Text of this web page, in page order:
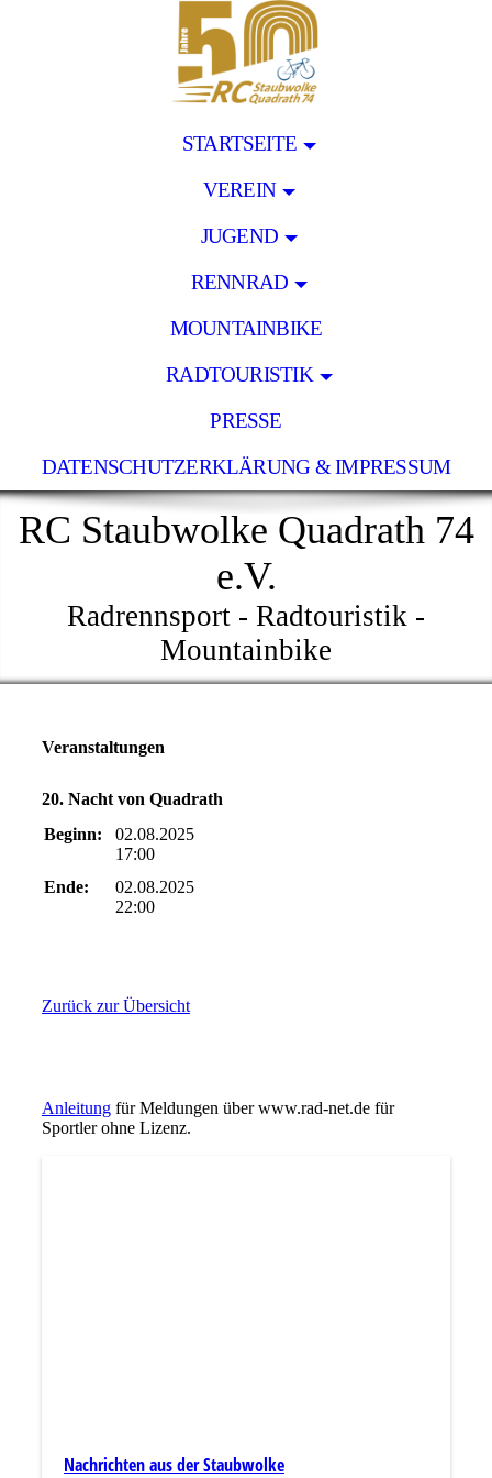
STARTSEITE
VEREIN
JUGEND
RENNRAD
MOUNTAINBIKE
RADTOURISTIK
PRESSE
DATENSCHUTZERKLÄRUNG & IMPRESSUM
RC Staubwolke Quadrath 74
e.V.
Radrennsport - Radtouristik -
Mountainbike
Veranstaltungen
20. Nacht von Quadrath
Beginn:
02.08.2025
17:00
Ende:
02.08.2025
22:00
Zurück zur Übersicht
Anleitungfür Meldungen über www.rad-net.de für
Sportler ohne Lizenz.
Nachrichten aus der Staubwolke